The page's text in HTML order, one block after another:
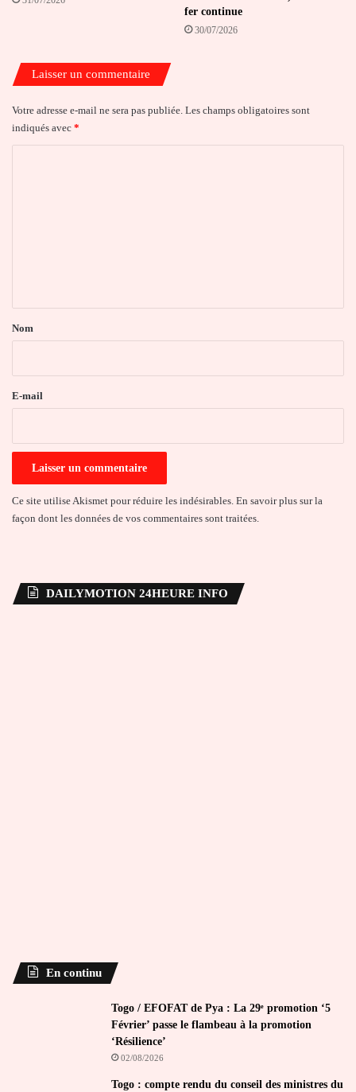
fer continue
30/07/2026
Laisser un commentaire
Votre adresse e-mail ne sera pas publiée. Les champs obligatoires sont
indiqués avec *
a
e
Nom
E-mail
Ce site utilise Akismet pour réduire les indésirables. En savoir plus sur la
façon dont les données de vos commentaires sont traitées.
DAILYMOTION 24HEURE INFO
En continu
Togo / EFOFAT de Pya : La 29ᵉ promotion ‘5
Février’ passe le flambeau à la promotion
‘Résilience’
02/08/2026
Togo : compte rendu du conseil des ministres du